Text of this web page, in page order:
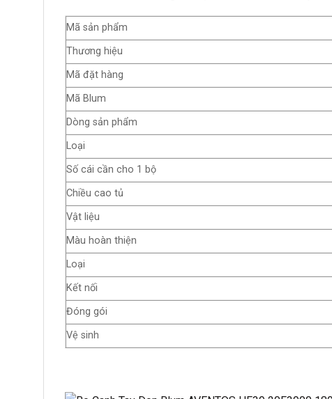
Mã sản phẩm
Thương hiệu
Mã đặt hàng
Mã Blum
Dòng sản phẩm
Loại
Số cái cần cho 1 bộ
Chiều cao tủ
Vật liệu
Màu hoàn thiện
Loại
Kết nối
Đóng gói
Vệ sinh